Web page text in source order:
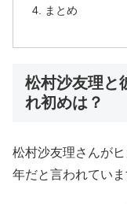
まとめ
松村沙友理と
れ初めは？
松村沙友理さんが
年だと言われていま